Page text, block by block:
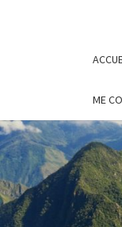
ME